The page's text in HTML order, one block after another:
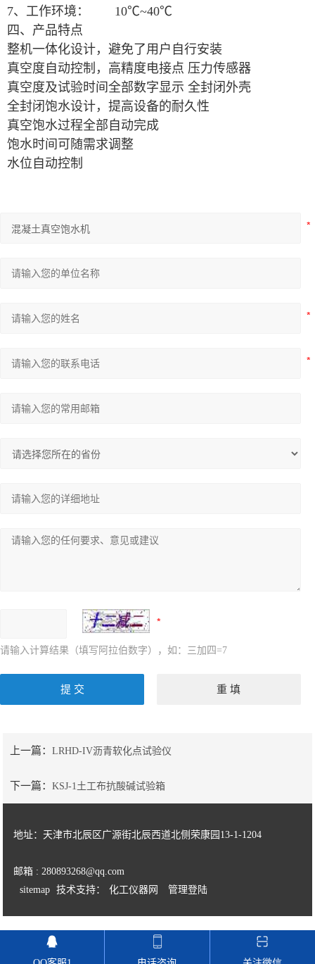
7、工作环境： 10℃~40℃
四、产品特点
整机一体化设计，避免了用户自行安装
真空度自动控制，高精度电接点 压力传感器
真空度及试验时间全部数字显示 全封闭外壳
全封闭饱水设计，提高设备的耐久性
真空饱水过程全部自动完成
饱水时间可随需求调整
水位自动控制
请输入计算结果（填写阿拉伯数字），如：三加四=7
上一篇：LRHD-IV沥青软化点试验仪
下一篇：KSJ-1土工布抗酸碱试验箱
地址：天津市北辰区广源街北辰西道北侧荣康园13-1-1204
邮箱 : 280893268@qq.com
sitemap
技术支持： 化工仪器网 管理登陆